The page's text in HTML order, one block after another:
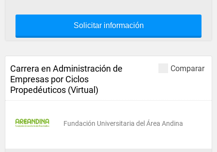
Solicitar información
Comparar
Carrera en Administración de
Empresas por Ciclos
Propedéuticos (Virtual)
Fundación Universitaria del Área Andina